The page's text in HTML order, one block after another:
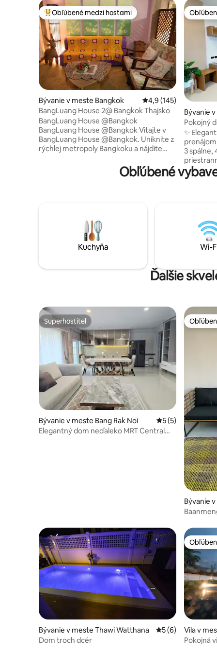
Najobľúbenejšie medzi hosťami
Obľúbené medzi hosťami
Bývanie v meste Bangkok Priemerné
4,9 (145)
BangLuang House 2@ Bangkok Thajsko
BangLuang House @Bangkok
BangLuang House @Bangkok Vitajte v
BangLuang House @Bangkok. Uniknite z
rýchlej metropoly Bangkoku a nájdite
Khlong Bang Luang. V izbe je klimatizácia,
chladnička, televízor a balkón priamo ku
príjemnú atmosféru a skutočne
Umelecký dom Baan Silapin Jeden
vynikajúci drevený dom na Khlong Bang
Medzi týmito drevenými domami je Baan
Silapin, známy ako Dom umelca. Táto viac
200-ročnej pagody v štýle Ayutthaya sa
nachádza kaviareň na prvom poschodí,
obchod so suvenírmi, ako aj štúdio, kde
sa komunitní umelci zaoberajú svojimi
remeslami, ktorí si neuvedomujú
zvedavé pohľady. Môžete tiež rozpútať
umelca vo vás tým, že sa naučíte kresliť,
robiť drevené orechy a šperky. So svojím
starým šarmom a všetkým je Baan Silapin
ideálnym miestom na strávenie tichého
popoludnia len popíjaním kávy pri čítaní
knihy, keď sa prechádzajú lode. เป็นห้อง
พักที่มีสิ่งอำนวยความสะดวกครบ แอร์ ตู้
เย็น ทีวี ติดริมน้ำตกแต่งแบบไทย ร่วมสมัย
โดย มีระเบียงยื่นไปในน้ำอยู่ท่ามกลางชุมชน
Bývanie
n
Pokojný
✨
prenájom
3 spálne,
malou
pre
hľadajú
Rama 2,
LINE
Obľúbené
Kuchyňa Wi-
Ďalšie
Superhostiteľ
Superhostiteľ
Bývanie v meste Bang Rak Noi Priemerné
5 (5)
Elegantný dom neďaleko MRT Central
Bývanie
n Pathom
Bývanie v meste Thawi Watthana Priemerné
5 (6)
Dom troch dcér
Vila v
Pokojná